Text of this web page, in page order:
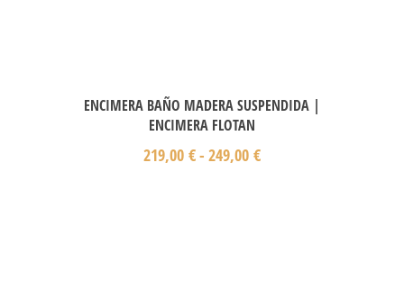
ENCIMERA BAÑO MADERA SUSPENDIDA |
ENCIMERA FLOTAN
219,00 €- 249,00 €